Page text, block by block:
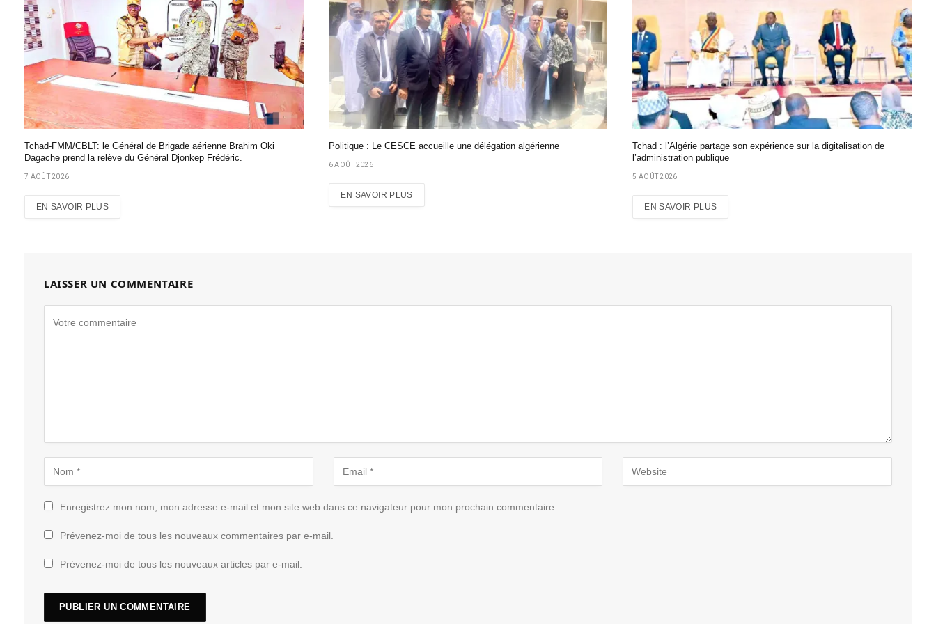
Tchad-FMM/CBLT: le Général de Brigade aérienne Brahim Oki
Dagache prend la relève du Général Djonkep Frédéric.
7 AOÛT 2026
EN SAVOIR PLUS
Politique : Le CESCE accueille une délégation algérienne
6 AOÛT 2026
EN SAVOIR PLUS
Tchad : l’Algérie partage son expérience sur la digitalisation de
l’administration publique
5 AOÛT 2026
EN SAVOIR PLUS
LAISSER UN COMMENTAIRE
Enregistrez mon nom, mon adresse e-mail et mon site web dans ce navigateur pour mon prochain commentaire.
Prévenez-moi de tous les nouveaux commentaires par e-mail.
Prévenez-moi de tous les nouveaux articles par e-mail.